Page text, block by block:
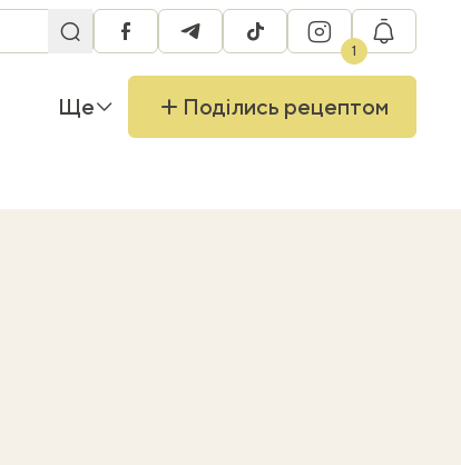
facebooktelegramtiktok instagram
1
Ще Поділись рецептом